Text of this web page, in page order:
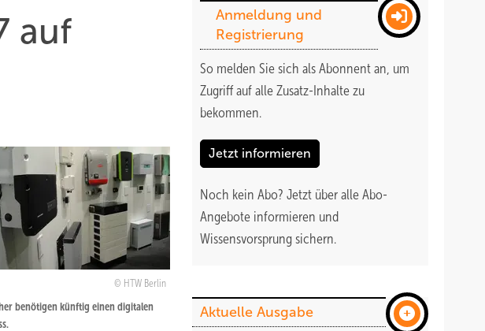
auf
HTW Berlin
benötigen künftig einen digitalen
Anmeldung und
Registrierung
So melden Sie sich als Abonnent an, um
Zugriff auf alle Zusatz-Inhalte zu
bekommen.
Jetzt informieren
Noch kein Abo? Jetzt über alle Abo-
Angebote informieren und
Wissensvorsprung sichern.
Aktuelle Ausgabe